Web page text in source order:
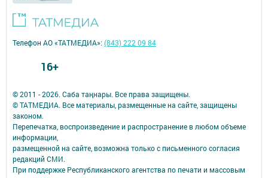
© 2011 - 2026. Саба таңнары. Все права защищены.
© ТАТМЕДИА. Все материалы, размещенные на сайте, защищены
законом.
Перепечатка, воспроизведение и распространение в любом объеме
информации,
размещенной на сайте, возможна только с письменного согласия
редакций СМИ.
При поддержке Республиканского агентства по печати и массовым
Телефон АО «ТАТМЕДИА»:(843) 222 09 84
16+